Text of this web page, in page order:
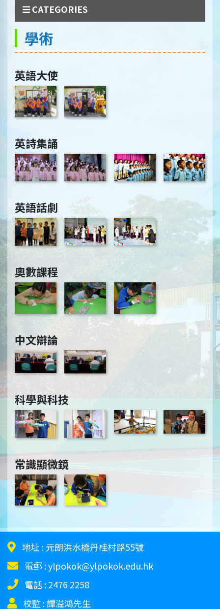
CATEGORIES
學術
英語大使
英詩集誦
英語話劇
奧數課程
中文辯論
科學與科技
常識顯微鏡
地址 :元朗洪水橋丹桂村路55號
電郵 :ylpokok@ylpokok.edu.hk
電話 :2476 2258
校監 :譚溢鴻先生